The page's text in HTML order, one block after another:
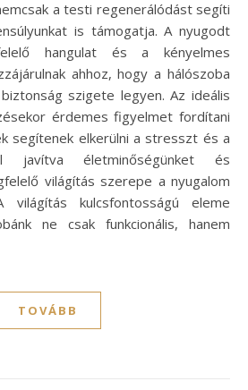
a testi regenerálódást segíti
is támogatja. A nyugodt
hangulat és a kényelmes
ahhoz, hogy a hálószoba
szigete legyen. Az ideális
érdemes figyelmet fordítani
segítenek elkerülni a stresszt és a
javítva életminőségünket és
világítás szerepe a nyugalom
világítás kulcsfontosságú eleme
ne csak funkcionális, hanem
TOVÁBB